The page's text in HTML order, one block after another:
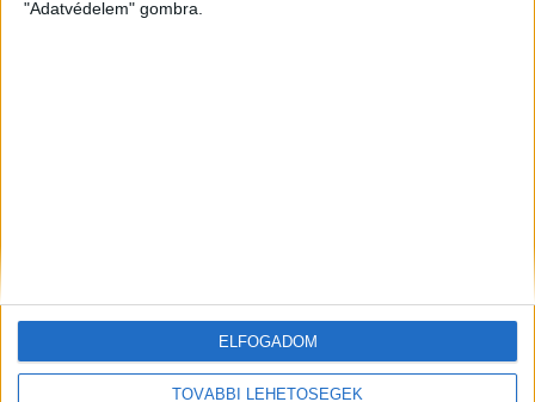
"Adatvédelem" gombra.
TOVÁBBI LEHETŐSÉGEK
ELFOGADOM
ZÖLD KÖZLEKEDÉS